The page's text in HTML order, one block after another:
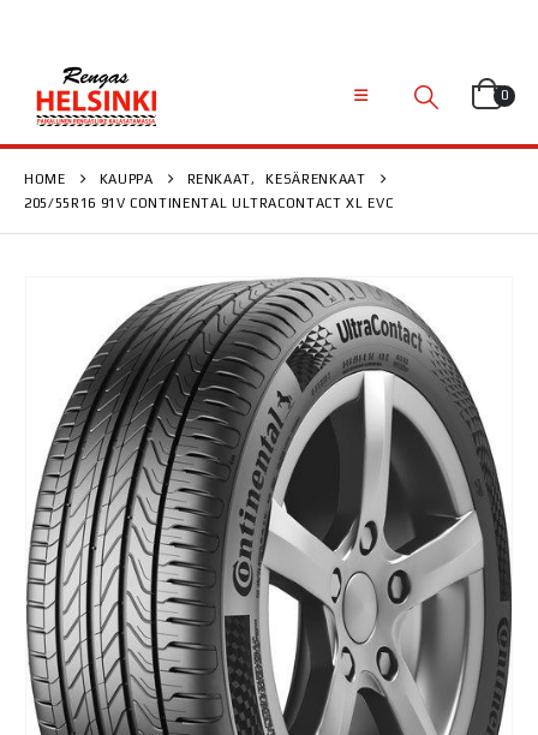
0
HOME KAUPPA RENKAAT,
KESÄRENKAAT
205/55R16 91V CONTINENTAL ULTRACONTACT XL EVC